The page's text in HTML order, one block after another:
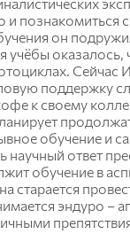
и
сервис в АПК
и
он
поддержку
к своему
обучение и
ответ
обучение в
эндуро